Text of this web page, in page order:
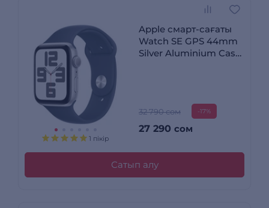
1 пікір
Apple смарт-сағаты
Watch SE GPS 44mm
Silver Aluminium Case
32 790 сом -17%
27 290 сом
Сатып алу